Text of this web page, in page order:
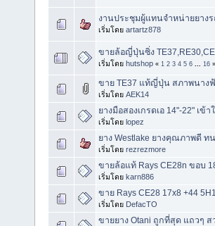
งานประชุมผู้แทนจำหน่ายยาง
เริ่มโดย artartz878
ขายล้อญี่ปุ่นซิ่ง
เริ่มโดย hutshop « 1 2 3 4 5 6 16 »
ขาย TE37 แท้ญี่ปุ่น สภาพนาง
เริ่มโดย AEK14
ยางมือสองเกรดเอ 14"-22" เข้
เริ่มโดย lopez
ยาง Westlake ยางคุณภาพดี
เริ่มโดย rezrezmore
ขายล้อแท้ Rays CE28n ขอบ
เริ่มโดย karn886
ขาย Rays CE28 17x8 +44
เริ่มโดย DefacTO
ขายยาง Otani ถูกที่สุด แถวๆ